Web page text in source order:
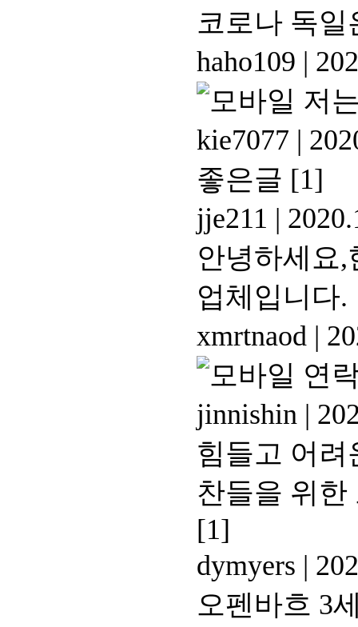
코로나 독일
haho109 |
저
kie7077 |
좋은글 [1]
jje211 |
안녕하세요
업체입니다.
xmrtnaod |
연
jinnishin |
힘들고 어려
찬들을 위한
[1]
dymyers |
오펜바흐 3